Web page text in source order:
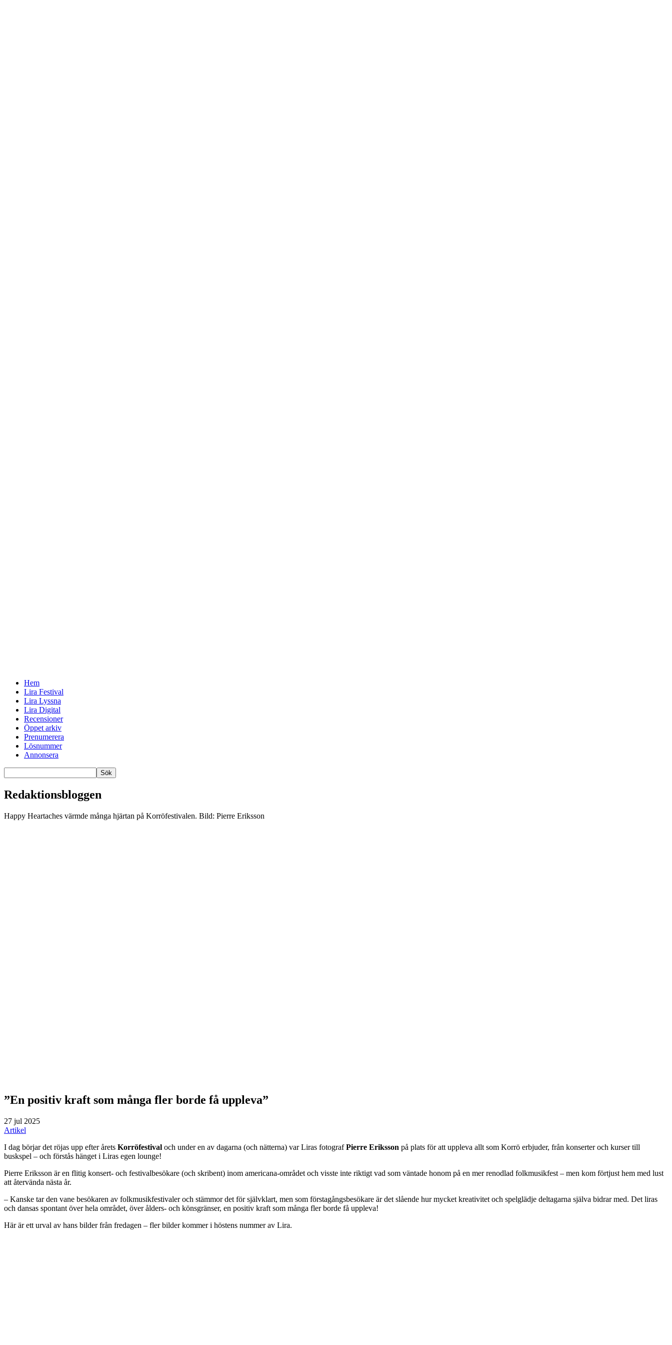
Hem
Lira Festival
Lira Lyssna
Lira Digital
Recensioner
Öppet arkiv
Prenumerera
Lösnummer
Annonsera
Redaktionsbloggen
Happy Heartaches värmde många hjärtan på Korröfestivalen. Bild: Pierre Eriksson
”En positiv kraft som många fler borde få uppleva”
27 jul 2025
Artikel
I dag börjar det röjas upp efter årets Korröfestival och under en av dagarna (och nätterna) var Liras fotografPierre Eriksson på plats för att uppleva allt som Korrö erbjuder, från konserter och kurser till
buskspel – och förstås hänget i Liras egen lounge!
Pierre Eriksson är en flitig konsert- och festivalbesökare (och skribent) inom americana-området och visste inte riktigt vad som väntade honom på en mer renodlad folkmusikfest – men kom förtjust hem med lust
att återvända nästa år.
– Kanske tar den vane besökaren av folkmusikfestivaler och stämmor det för självklart, men som förstagångsbesökare är det slående hur mycket kreativitet och spelglädje deltagarna själva bidrar med. Det liras
och dansas spontant över hela området, över ålders- och könsgränser, en positiv kraft som många fler borde få uppleva!
Här är ett urval av hans bilder från fredagen – fler bilder kommer i höstens nummer av Lira.